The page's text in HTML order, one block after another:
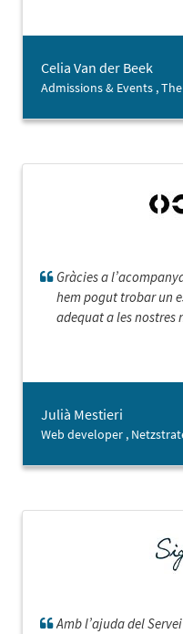
Celia Van der Beek
Admissions & Events ,
Gràcies a
hem pogut trobar un
adequat a les nostres
Julià Mestieri
Web developer ,
Amb l’ajuda del